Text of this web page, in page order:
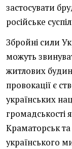
застосувати
російське
Збройні сили
можуть
житлових
провокації є
українських
громадськості
Краматорськ
українського